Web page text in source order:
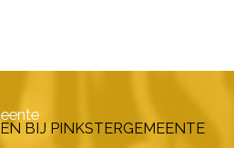
BIJ PINKSTERGEMEENTE